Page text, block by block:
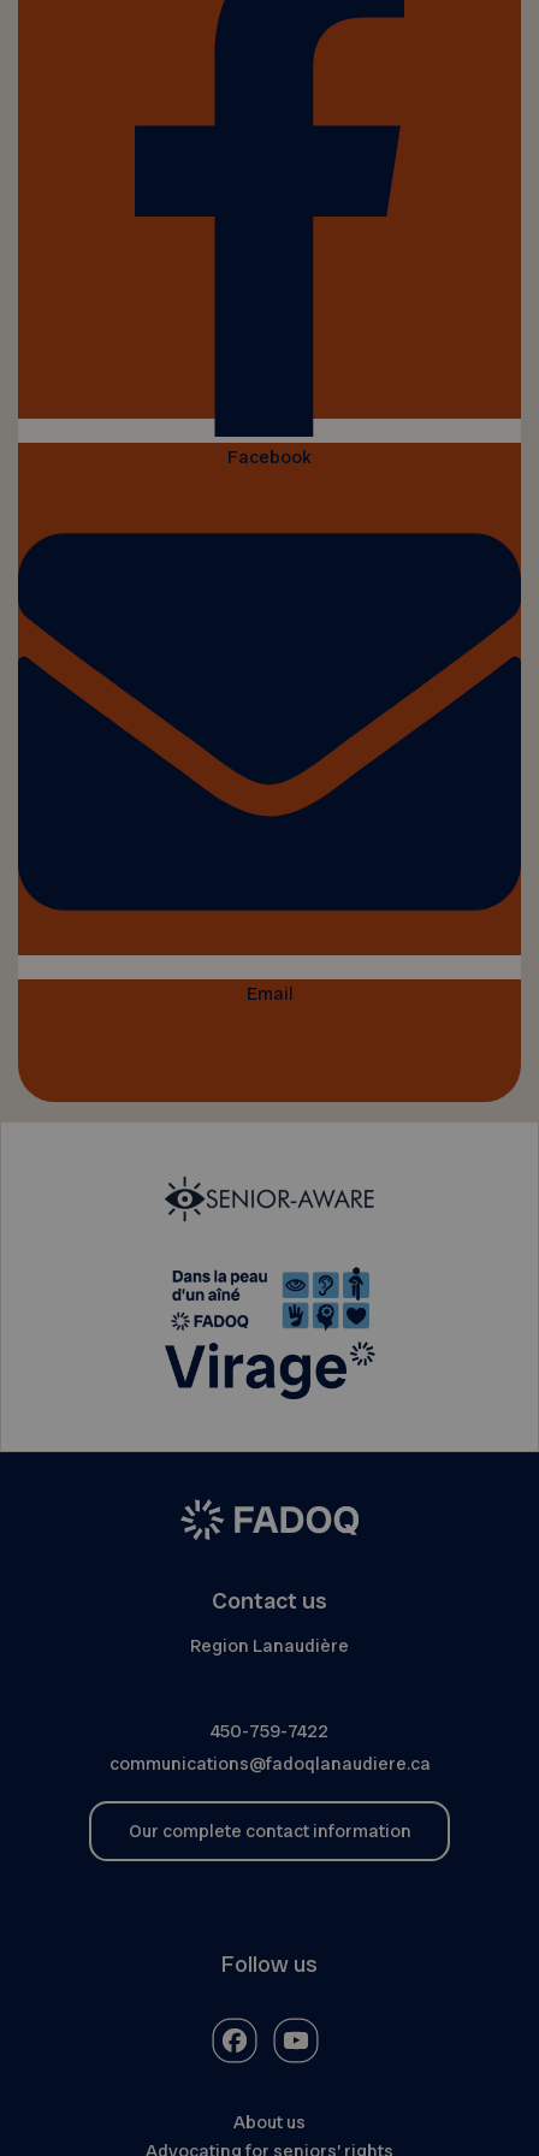
Facebook
Email
Contact us
Region Lanaudière
450-759-7422
communications@fadoqlanaudiere.ca
Our complete contact information
Follow us
About us
Advocating for seniors’ rights